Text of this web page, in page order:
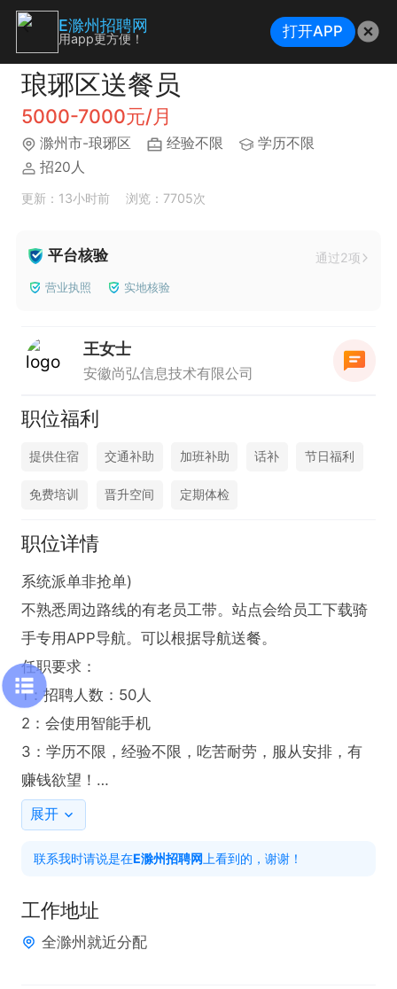
琅琊区送餐员
5000-7000元/月
滁州市-琅琊区 经验不限
学历不限
招20人
更新：13小时前 浏览：7705次
平台核验 通过2项
营业执照 实地核验
王女士
安徽尚弘信息技术有限公司
职位福利
提供住宿 交通补助 加班补助 话补 节日福利
免费培训 晋升空间 定期体检
职位详情
系统派单非抢单)
不熟悉周边路线的有老员工带。站点会给员工下载骑
手专用APP导航。可以根据导航送餐。
任职要求：
1：招聘人数：50人
2：会使用智能手机
3：学历不限，经验不限，吃苦耐劳，服从安排，有
赚钱欲望！
4：会驾驶电动车，摩托车（持证），能熟练操作智
能手机APP（外卖手机自带导航）
5:薪资构成：新人满800单，底薪4000，超过800
备。多劳多得，正常出勤月工资6000左右，
6:苏宁商圈商家集中，日均4500单以上，人均35单以
展开
联系我时请说是在E滁州招聘网 上看到的，谢谢！
工作地址
全滁州就近分配
E滁州招聘网
用app更方便！ 打开APP